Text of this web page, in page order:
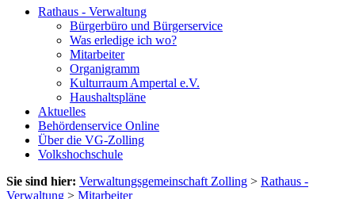
Rathaus - Verwaltung
Bürgerbüro und Bürgerservice
Was erledige ich wo?
Mitarbeiter
Organigramm
Kulturraum Ampertal e.V.
Haushaltspläne
Aktuelles
Behördenservice Online
Über die VG-Zolling
Volkshochschule
Sie sind hier: Verwaltungsgemeinschaft Zolling > Rathaus -
Verwaltung > Mitarbeiter